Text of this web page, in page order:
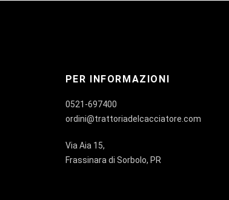
PER INFORMAZIONI
0521-697400
ordini@trattoriadelcacciatore.com
Via Aia 15,
Frassinara di Sorbolo, PR